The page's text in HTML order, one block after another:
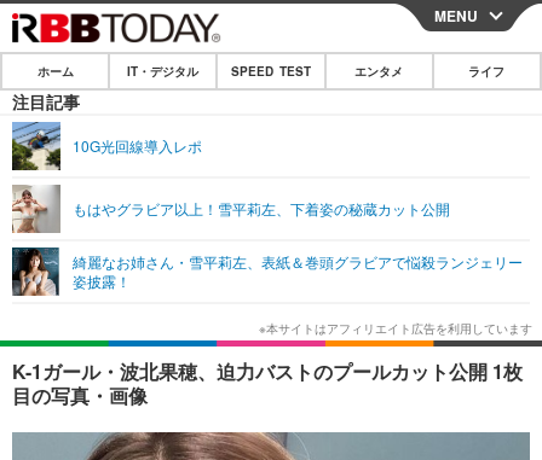
CLOSE
ホーム
IT・デジタル
ショッピング その他
SPEED TEST
エンタメ
エンタメTOP
韓国・芸能
音楽 スポーツ
ライフ
ライフTOP グルメ
ペット ショッピング
その他
リリース一覧
プッシュ通知の停止方法
MENU
ホーム IT・デジタル SPEED TEST エンタメ ライフ
注目記事
10G光回線導入レポ
もはやグラビア以上！雪平莉左、下着姿の秘蔵カット公開
綺麗なお姉さん・雪平莉左、表紙＆巻頭グラビアで悩殺ランジェリー
姿披露！
K-1ガール・波北果穂、迫力バストのプールカット公開 1枚
目の写真・画像